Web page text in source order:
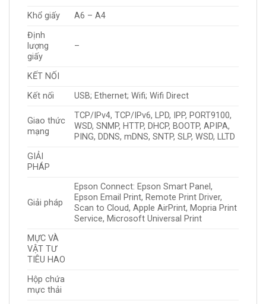
Khổ giấy
A6 – A4
Định
lượng
giấy
–
KẾT NỐI
Kết nối
USB; Ethernet; Wifi; Wifi Direct
Giao thức
mạng
TCP/IPv4, TCP/IPv6, LPD, IPP, PORT9100,
WSD, SNMP, HTTP, DHCP, BOOTP, APIPA,
PING, DDNS, mDNS, SNTP, SLP, WSD, LLTD
GIẢI
PHÁP
Giải pháp
Epson Connect: Epson Smart Panel,
Epson Email Print, Remote Print Driver,
Scan to Cloud, Apple AirPrint, Mopria Print
Service, Microsoft Universal Print
MỰC VÀ
VẬT TƯ
TIÊU HAO
Hộp chứa
mực thải